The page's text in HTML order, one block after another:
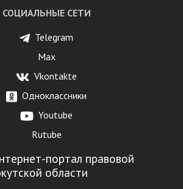
СОЦИАЛЬНЫЕ СЕТИ
Telegram
Max
Vkontakte
Одноклассники
Youtube
Rutube
портал правовой
области